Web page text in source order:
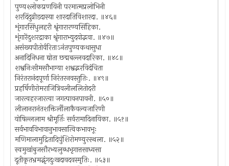
पुण्यश्लोकप्रणयिनी परमात्मप्रलोभिनी
शरदिंदुव्रीडदास्या शारदातिविशारदा. ॥४६॥
शृंगारसिंधुलहरी श्रृंगारारण्यसिंहिका.
शृंगारेंदुशरद्राका श्रृंगाराभ्युदयोद्भवा. ॥४७॥
असंख्यपीतोर्वरिताऽनंतपुण्यकथासुधा
अनादिनिधना द्योता छद्मबल्लवदारिका. ॥४८॥
शश्वनिःसीमसौभाग्या शश्वद्भरविदंचिता
निरंतरानंदपूर्णा निरंतरनवस्तुतिः. ॥४९॥
प्रहर्षिणीरोमराजित्रिवलीललितोदरी
जारत्वहरजारत्वा जगत्पावनपावनी. ॥५०॥
लीलानरानंतशक्तिर्लीलाकैवल्यजारिणी
योषिल्ललाम श्रीमूर्तिः सर्वरामादिनायिका. ॥५१॥
सर्वभावविभावानुभावसात्विकभावभूः
मणिमालामुद्रितादिपुंशिरोमण्युरस्थला. ॥५२॥
स्वमुखांबुजसौरभ्यलुब्धभृगात्तसाध्वसा
दूतीकृतभ्रमद्भृंगदुःखदावदवस्मृतिः. ॥५३॥